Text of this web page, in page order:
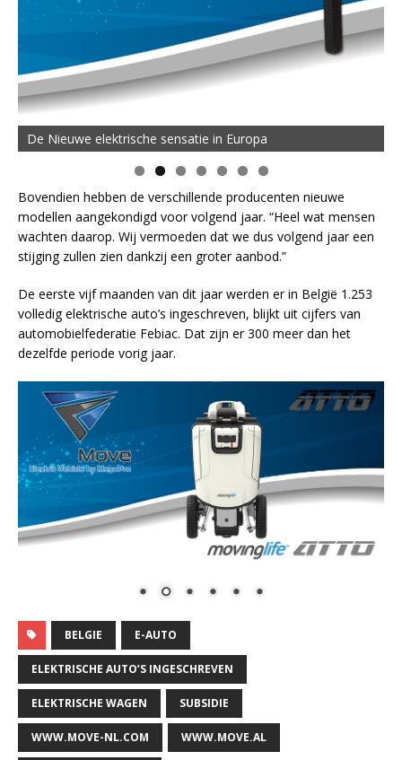
De Nieuwe elektrische sensatie in Europa
Bovendien hebben de verschillende producenten nieuwe
modellen aangekondigd voor volgend jaar. “Heel wat mensen
wachten daarop. Wij vermoeden dat we dus volgend jaar een
stijging zullen zien dankzij een groter aanbod.”
De eerste vijf maanden van dit jaar werden er in België 1.253
volledig elektrische auto’s ingeschreven, blijkt uit cijfers van
automobielfederatie Febiac. Dat zijn er 300 meer dan het
dezelfde periode vorig jaar.
BELGIE E-AUTO
ELEKTRISCHE AUTO’S INGESCHREVEN
ELEKTRISCHE WAGEN SUBSIDIE
WWW.MOVE-NL.COM WWW.MOVE.AL